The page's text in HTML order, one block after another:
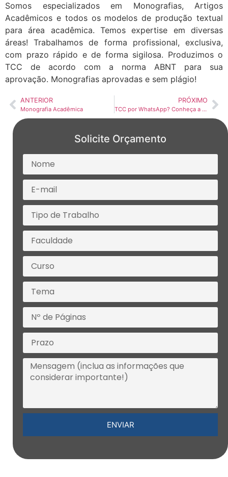
Somos especializados em Monografias, Artigos
Acadêmicos e todos os modelos de produção textual
para área acadêmica. Temos expertise em diversas
áreas! Trabalhamos de forma profissional, exclusiva,
com prazo rápido e de forma sigilosa. Produzimos o
TCC de acordo com a norma ABNT para sua
aprovação. Monografias aprovadas e sem plágio!
ANTERIOR
Monografia Acadêmica
PRÓXIMO
TCC por WhatsApp? Conheça a Consultoria Online Rápida e 100% Original da VR Monografias
Solicite Orçamento
ENVIAR